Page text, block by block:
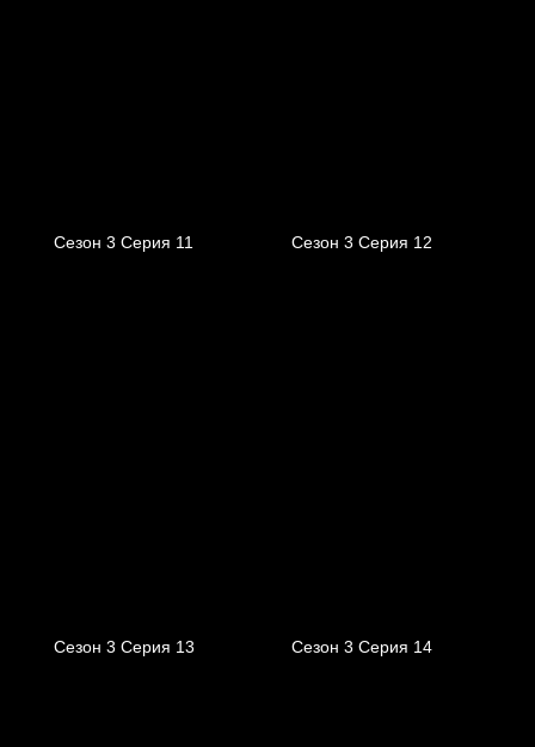
Сезон 3 Серия 11 Сезон 3 Серия 12
Сезон 3 Серия 13 Сезон 3 Серия 14